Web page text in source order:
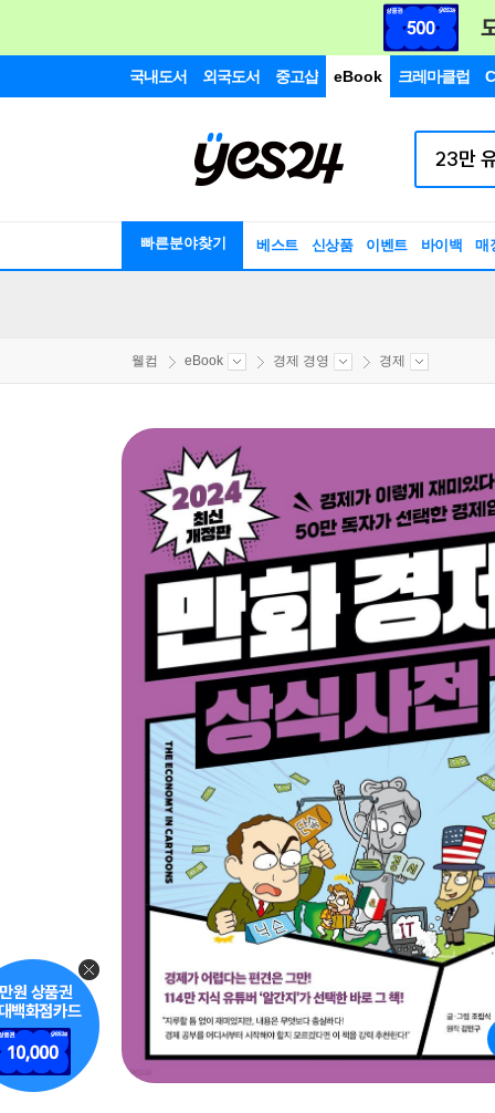
국내도서 외국도서 중고샵 eBook 크레마클럽
빠른분야찾기 베스트 신상품 이벤트 바이백 매
웰컴 eBook 경제 경영 경제